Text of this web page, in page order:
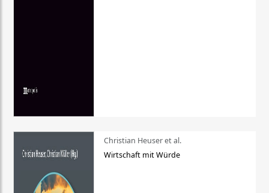
Christian Heuser et al.
Wirtschaft mit Würde